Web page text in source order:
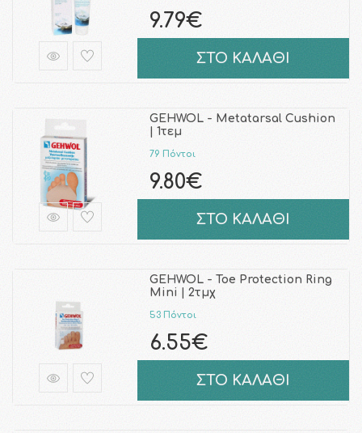
9.79€
ΣΤΟ ΚΑΛΑΘΙ
GEHWOL - Metatarsal Cushion
| 1τεμ
79 Πόντοι
9.80€
ΣΤΟ ΚΑΛΑΘΙ
GEHWOL - Toe Protection Ring
Mini | 2τμχ
53 Πόντοι
6.55€
ΣΤΟ ΚΑΛΑΘΙ